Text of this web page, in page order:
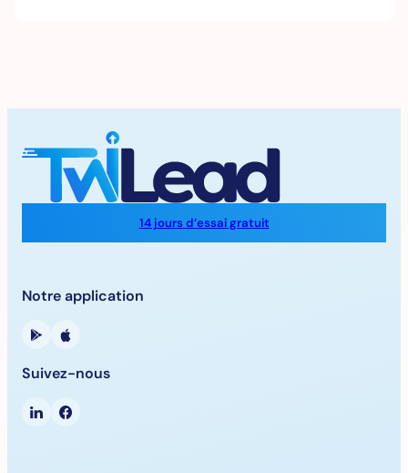
14 jours d’essai gratuit
Notre application
Suivez-nous